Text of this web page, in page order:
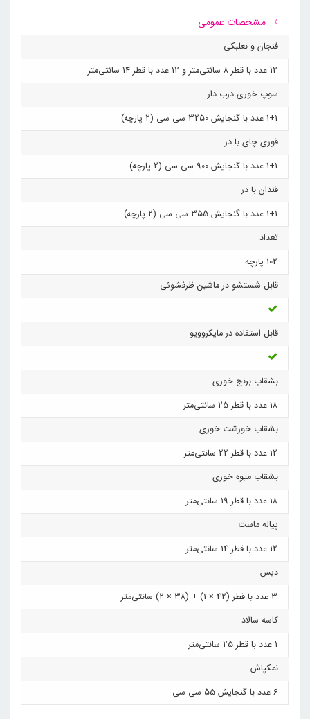
مشخصات عمومی
فنجان و نعلبکی
12 عدد با قطر 8 سانتی‌متر و 12 عدد با قطر 14 سانتی‌متر
سوپ خوری درب دار
1+1 عدد با گنجایش 3250 سی‌ سی (2 پارچه)
قوری چای با در
1+1 عدد با گنجایش 900 سی سی (2 پارچه)
قندان با در
1+1 عدد با گنجایش 355 سی سی (2 پارچه)
تعداد
102 پارچه
قابل شستشو در ماشین ظرفشوئی
قابل استفاده در مایکروویو
بشقاب برنج خوری
18 عدد با قطر 25 سانتی‌متر
بشقاب خورشت خوری
12 عدد با قطر 22 سانتی‌متر
بشقاب میوه خوری
18 عدد با قطر 19 سانتی‌متر
پیاله ماست
12 عدد با قطر 14 سانتی‌متر
دیس
3 عدد با قطر (42 × 1) + (38 × 2) سانتی‌متر
کاسه سالاد
1 عدد با قطر 25 سانتی‌متر
نمکپاش
6 عدد با گنجایش 55 سی سی